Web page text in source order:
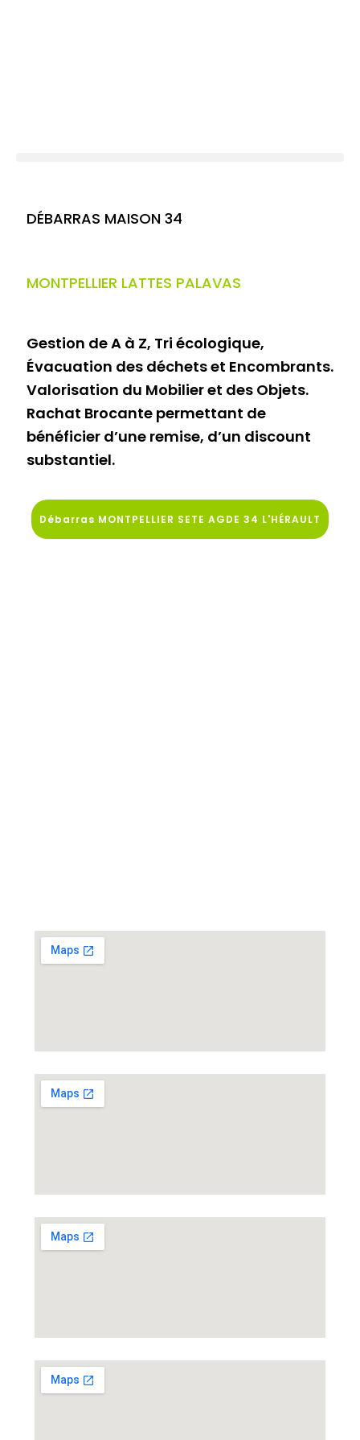
DÉBARRAS MAISON 34
MONTPELLIER LATTES PALAVAS
Gestion de A à Z, Tri écologique,
Évacuation des déchets et Encombrants.
Valorisation du Mobilier et des Objets.
Rachat Brocante permettant de
bénéficier d’une remise, d’un discount
substantiel.
Débarras MONTPELLIER SETE AGDE 34 L'HÉRAULT